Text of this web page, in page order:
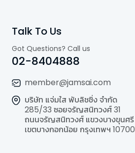
Talk To Us
Got Questions? Call us
02-8404888
member@jamsai.com
บริษัท แจ่มใส พับลิชชิ่ง จำกัด
285/33 ซอยจรัญสนิทวงศ์ 31
ถนนจรัญสนิทวงศ์ แขวงบางขุนศรี
เขตบางกอกน้อย กรุงเทพฯ 10700